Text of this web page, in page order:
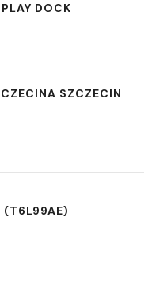
DOCK
SZCZECIN
(T6L99AE)